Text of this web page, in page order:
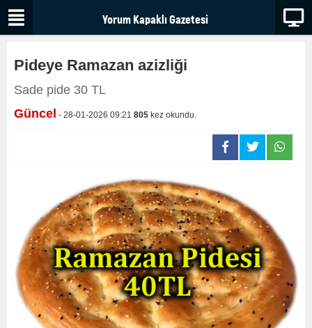
Pideye Ramazan azizliği
Sade pide 30 TL
Güncel - 28-01-2026 09:21 805 kez okundu.